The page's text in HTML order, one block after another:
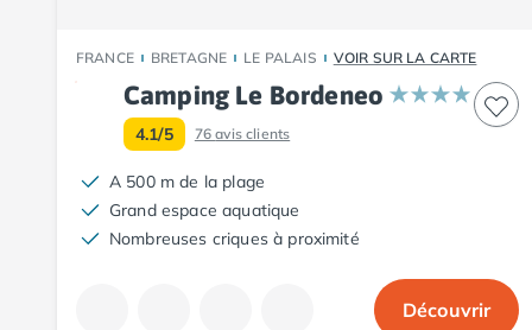
Camping Auray
Camping Carnac
Camping La Trinité sur Mer
Camping Locmariaquer
Camping Penestin
Camping Quiberon
Camping Sarzeau
FRANCE BRETAGNE LE PALAIS VOIR SUR LA CARTE
Camping Le Bordeneo
4.1/5 76avis clients
A 500 m de la plage
Grand espace aquatique
Nombreuses criques à proximité
Découvrir